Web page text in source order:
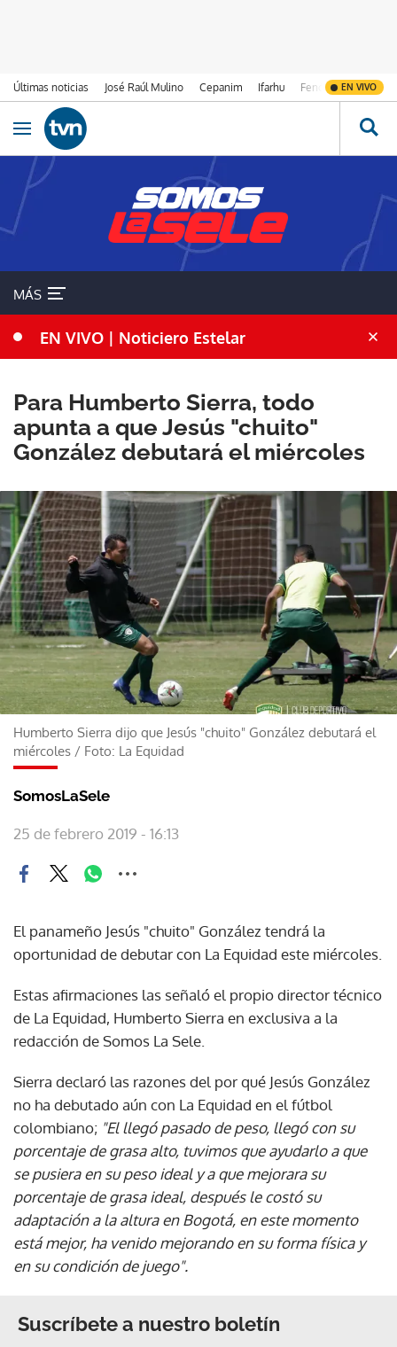
Últimas noticias José Raúl Mulino Cepanim Ifarhu Fenómeno de El
EN VIVO
Ir al contenido
Obrir navegació
MÁS
EN VIVO | Noticiero Estelar
Para Humberto Sierra, todo
apunta a que Jesús "chuito"
González debutará el miércoles
Humberto Sierra dijo que Jesús "chuito" González debutará el
miércoles / Foto: La Equidad
SomosLaSele
25 de febrero 2019 - 16:13
El panameño Jesús "chuito" González tendrá la
oportunidad de debutar con La Equidad este miércoles.
Estas afirmaciones las señaló el propio director técnico
de La Equidad, Humberto Sierra en exclusiva a la
redacción de Somos La Sele.
Sierra declaró las razones del por qué Jesús González
no ha debutado aún con La Equidad en el fútbol
colombiano; "El llegó pasado de peso, llegó con su
porcentaje de grasa alto, tuvimos que ayudarlo a que
se pusiera en su peso ideal y a que mejorara su
porcentaje de grasa ideal, después le costó su
adaptación a la altura en Bogotá, en este momento
está mejor, ha venido mejorando en su forma física y
en su condición de juego".
Suscríbete a nuestro boletín